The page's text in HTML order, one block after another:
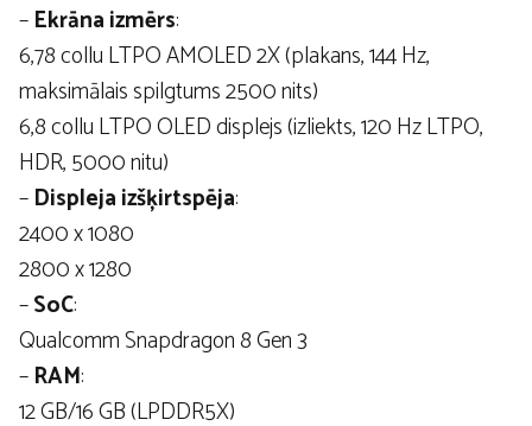
–Ekrāna izmērs:
6,78 collu LTPO AMOLED 2X (plakans, 144 Hz,
maksimālais spilgtums 2500 nits)
6,8 collu LTPO OLED displejs (izliekts, 120 Hz LTPO,
HDR, 5000 nitu)
–Displeja izšķirtspēja:
2400 x 1080
2800 x 1280
–SoC:
Qualcomm Snapdragon 8 Gen 3
–RAM:
12 GB/16 GB (LPDDR5X)